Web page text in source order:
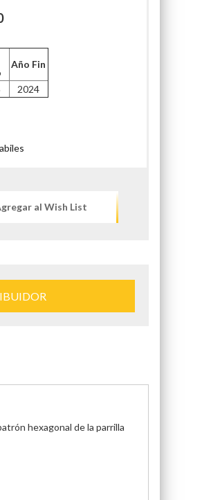
Año Fin
2024
al Wish List
hexagonal de la parrilla